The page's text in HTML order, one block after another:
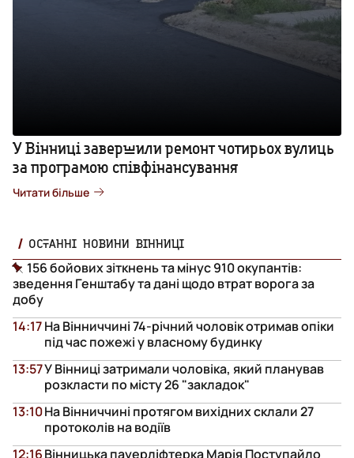
У Вінниці завершили ремонт чотирьох вулиць
за програмою співфінансування
Читати більше
ОСТАННІ НОВИНИ ВІННИЦІ
156 бойових зіткнень та мінус 910 окупантів:
зведення Генштабу та дані щодо втрат ворога за
добу
На Вінниччині 74-річний чоловік отримав опіки
під час пожежі у власному будинку
14:17
У Вінниці затримали чоловіка, який планував
розкласти по місту 26 "закладок"
13:57
На Вінниччині протягом вихідних склали 27
протоколів на водіїв
13:10
Вінницька пауерліфтерка Марія Поступайло
12:16